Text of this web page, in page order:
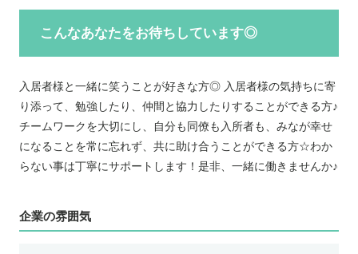
こんなあなたをお待ちしています◎
入居者様と一緒に笑うことが好きな方◎ 入居者様の気持ちに寄
り添って、勉強したり、仲間と協力したりすることができる方♪
チームワークを大切にし、自分も同僚も入所者も、みなが幸せ
になることを常に忘れず、共に助け合うことができる方☆わか
らない事は丁寧にサポートします！是非、一緒に働きませんか♪
企業の雰囲気